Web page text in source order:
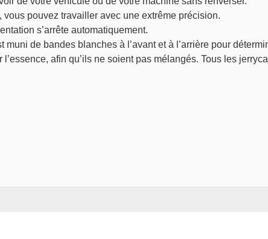
pouvez travailler avec une extrême précision.
s’arrête automatiquement.
de bandes blanches à l’avant et à l’arrière pour
afin qu’ils ne soient pas mélangés. Tous les